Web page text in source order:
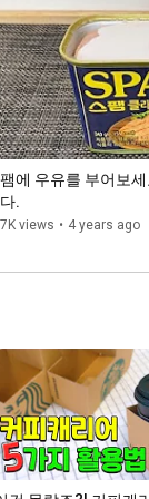
에 우유를 부어보
.
views • 4 years ago